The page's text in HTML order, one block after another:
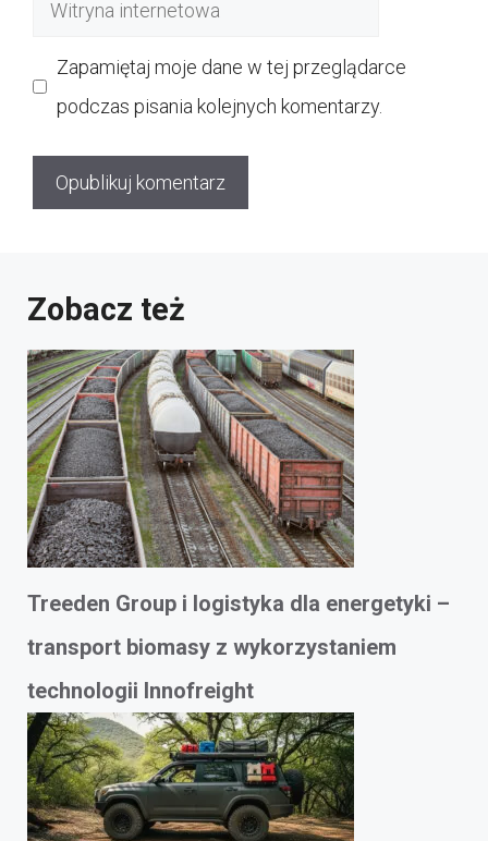
Zapamiętaj moje dane w tej przeglądarce
podczas pisania kolejnych komentarzy.
Zobacz też
Treeden Group i logistyka dla energetyki –
transport biomasy z wykorzystaniem
technologii Innofreight